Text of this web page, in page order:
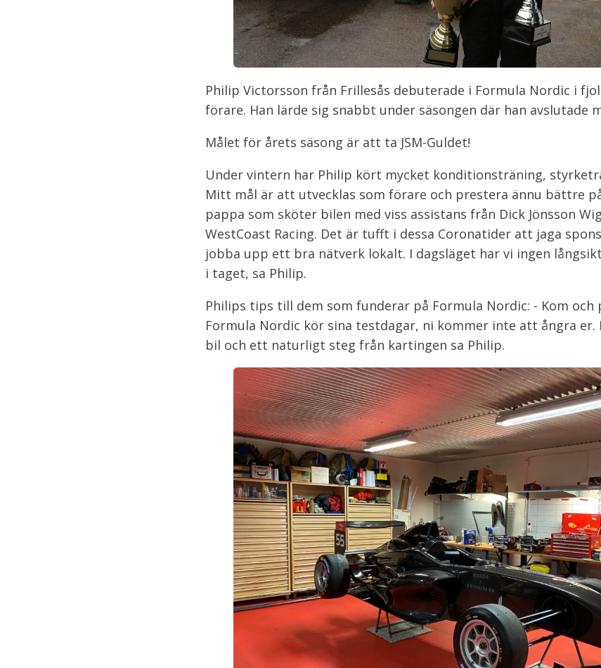
Philip Victorsson från Frillesås debuterade i Formula Nordic i
förare. Han lärde sig snabbt under säsongen där han avslutade
Målet för årets säsong är att ta JSM-Guldet!
Under vintern har Philip kört mycket konditionsträning,
Mitt mål är att utvecklas som förare och prestera ännu bättre
pappa som sköter bilen med viss assistans från Dick Jönsson
WestCoast Racing. Det är tufft i dessa Coronatider att jaga
jobba upp ett bra nätverk lokalt. I dagsläget har vi ingen
i taget, sa Philip.
Philips tips till dem som funderar på Formula Nordic: - Kom och
Formula Nordic kör sina testdagar, ni kommer inte att ångra
bil och ett naturligt steg från kartingen sa Philip.